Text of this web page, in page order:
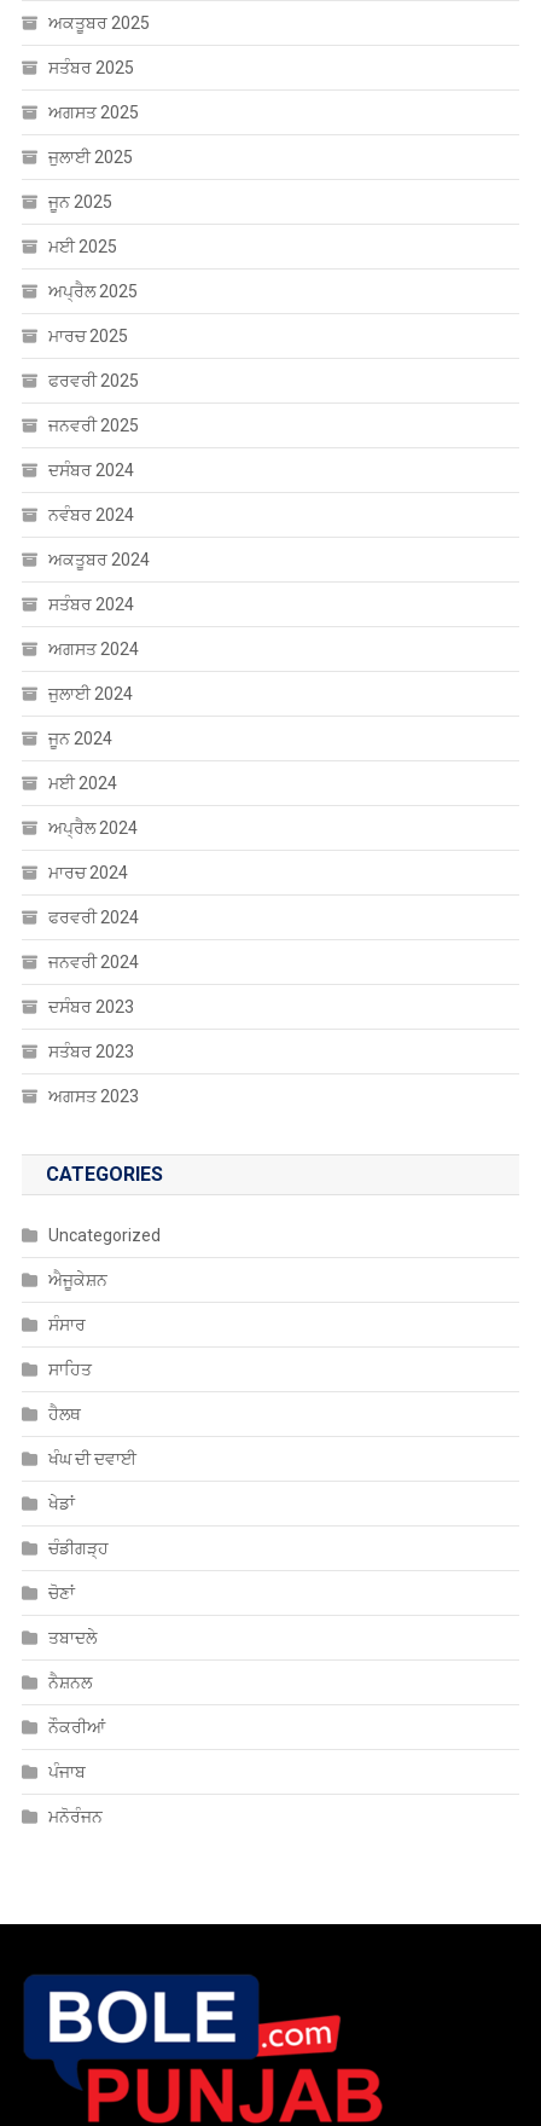
ਅਕਤੂਬਰ 2025
ਸਤੰਬਰ 2025
ਅਗਸਤ 2025
ਜੁਲਾਈ 2025
ਜੂਨ 2025
ਮਈ 2025
ਅਪ੍ਰੈਲ 2025
ਮਾਰਚ 2025
ਫਰਵਰੀ 2025
ਜਨਵਰੀ 2025
ਦਸੰਬਰ 2024
ਨਵੰਬਰ 2024
ਅਕਤੂਬਰ 2024
ਸਤੰਬਰ 2024
ਅਗਸਤ 2024
ਜੁਲਾਈ 2024
ਜੂਨ 2024
ਮਈ 2024
ਅਪ੍ਰੈਲ 2024
ਮਾਰਚ 2024
ਫਰਵਰੀ 2024
ਜਨਵਰੀ 2024
ਦਸੰਬਰ 2023
ਸਤੰਬਰ 2023
ਅਗਸਤ 2023
CATEGORIES
Uncategorized
ਐਜੂਕੇਸ਼ਨ
ਸੰਸਾਰ
ਸਾਹਿਤ
ਹੈਲਥ
ਖੰਘ ਦੀ ਦਵਾਈ
ਖੇਡਾਂ
ਚੰਡੀਗੜ੍ਹ
ਚੋਣਾਂ
ਤਬਾਦਲੇ
ਨੈਸ਼ਨਲ
ਨੌਕਰੀਆਂ
ਪੰਜਾਬ
ਮਨੋਰੰਜਨ